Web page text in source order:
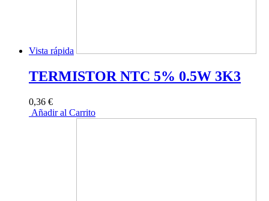
Vista rápida
TERMISTOR NTC 5% 0.5W 3K3
0,36 €
Añadir al Carrito